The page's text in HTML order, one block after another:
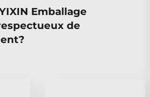
Emballage
de